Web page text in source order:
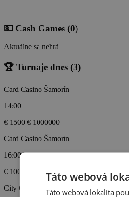
💵 Cash Games (0)
Aktuálne sa nehrá
🏆 Turnaje dnes (3)
Card Casino Šamorín
14:00
€ 1500 € 1000000
Card Casino Šamorín
16:00
€ 1000
€ 100000
City Casino Nitra
Táto webová
Táto webová lokalita